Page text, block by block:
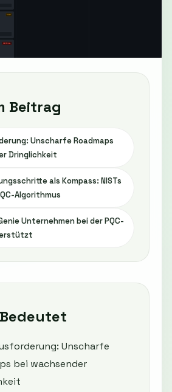
Beitrag
Unscharfe Roadmaps
Dringlichkeit
als Kompass: NISTs
Algorithmus
Unternehmen bei der PQC-
Unscharfe
bei wachsender